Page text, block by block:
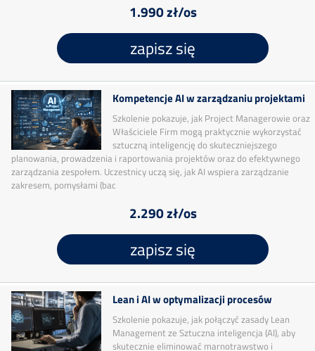
1.990 zł/os
zapisz się
Kompetencje AI w zarządzaniu projektami
Szkolenie pokazuje, jak Project Managerowie oraz
Właściciele Firm mogą praktycznie wykorzystać
sztuczną inteligencję do skuteczniejszego
planowania, prowadzenia i raportowania projektów oraz do efektywnego
zarządzania zespołem. Uczestnicy uczą się, jak AI wspiera zarządzanie
zakresem, pomysłami (bac
2.290 zł/os
zapisz się
Lean i AI w optymalizacji procesów
Szkolenie pokazuje, jak połączyć zasady Lean
Management ze Sztuczna inteligencja (AI), aby
skutecznie eliminować marnotrawstwo i